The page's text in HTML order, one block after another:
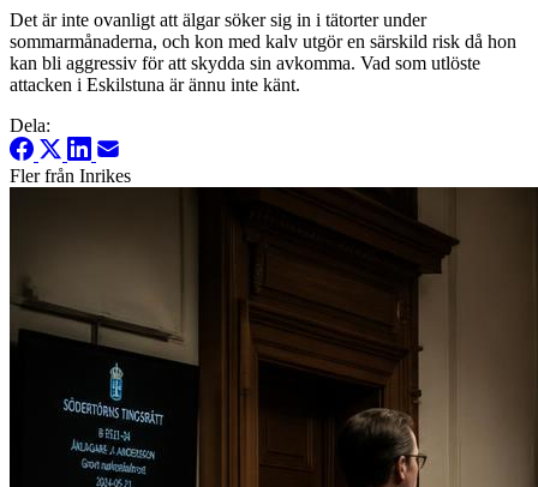
Det är inte ovanligt att älgar söker sig in i tätorter under
sommarmånaderna, och kon med kalv utgör en särskild risk då hon
kan bli aggressiv för att skydda sin avkomma. Vad som utlöste
attacken i Eskilstuna är ännu inte känt.
Dela:
Fler från Inrikes